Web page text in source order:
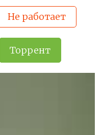
Не работает
Торрент